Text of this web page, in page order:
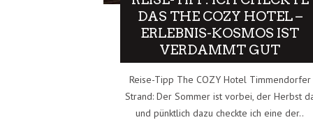
DAS THE COZY HOTEL –
ERLEBNIS-KOSMOS IST
VERDAMMT GUT
Reise-Tipp The COZY Hotel Timmendorfer
Strand: Der Sommer ist vorbei, der Herbst
und pünktlich dazu checkte ich eine der..